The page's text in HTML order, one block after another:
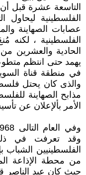
التاسعة عشرة قبل
الفلسطينية
عصابات الصهاينة
الفلسطينية ،
الحادية والعشرين
يهمد حتى انتظم
في منطقة قناة
والذى كان يحتل
مذابح الصهاينة
الأمر بألإعلان عن
وقد تعرفت في
الفلسطينيين
من محطة الإذاعة
حيث كان عبد الناصر